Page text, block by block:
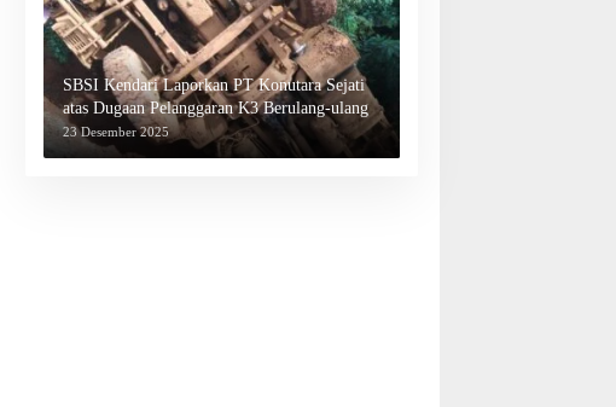
SBSI Kendari Laporkan PT Konutara Sejati
atas Dugaan Pelanggaran K3 Berulang-ulang
23 Desember 2025